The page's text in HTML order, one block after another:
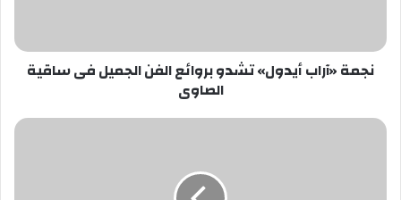
ساقية
الصاوى
نجمة «آراب أيدول» تشدو بروائع الفن الجميل فى ساقية
الصاوى
تفاصيل